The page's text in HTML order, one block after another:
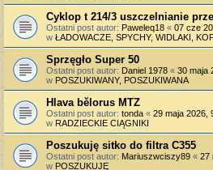
Cyklop t 214/3 uszczelnianie
Ostatni post autor: Paweleq18 « 07 cze
w ŁADOWACZE, SPYCHY, WIDLAKI,
Sprzęgło Super 50
Ostatni post autor: Daniel 1978 « 30 maja
w POSZUKIWANY, POSZUKIWANA
Hlava bělorus MTZ
Ostatni post autor: tonda « 29 maja 2026,
w RADZIECKIE CIĄGNIKI
Poszukuję sitko do filtra C355
Ostatni post autor: Mariuszwciszy89 « 27
w POSZUKUJĘ